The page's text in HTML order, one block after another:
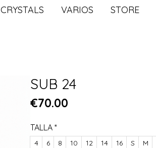
CRYSTALS VARIOS STORE
SUB 24
€70.00
TALLA *
4 6 8 10 12 14 16 S M